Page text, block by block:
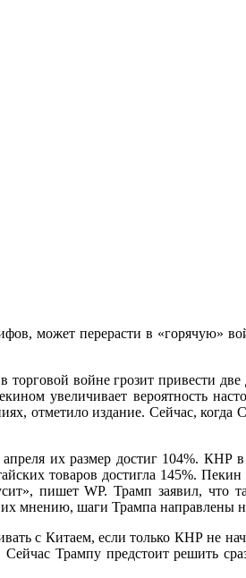
может перерасти в «горячую»
войне грозит привести
увеличивает вероятность
отметило издание. Сейчас,
их размер достиг 104%. КНР
товаров достигла 145%.
пишет WP. Трамп заявил, что
мнению, шаги Трампа направлены
с Китаем, если только КНР не
Трампу предстоит решить